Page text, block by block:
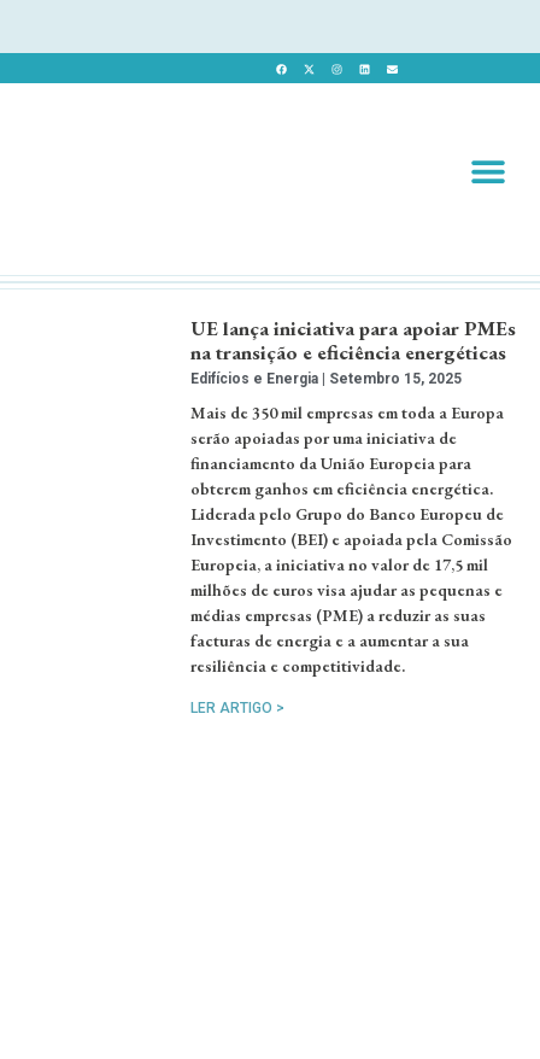
UE lança iniciativa para apoiar PMEs
na transição e eficiência energéticas
Edifícios e Energia Setembro 15, 2025
Mais de 350 mil empresas em toda a Europa
serão apoiadas por uma iniciativa de
financiamento da União Europeia para
obterem ganhos em eficiência energética.
Liderada pelo Grupo do Banco Europeu de
Investimento (BEI) e apoiada pela Comissão
Europeia, a iniciativa no valor de 17,5 mil
milhões de euros visa ajudar as pequenas e
médias empresas (PME) a reduzir as suas
facturas de energia e a aumentar a sua
resiliência e competitividade.
LER ARTIGO >